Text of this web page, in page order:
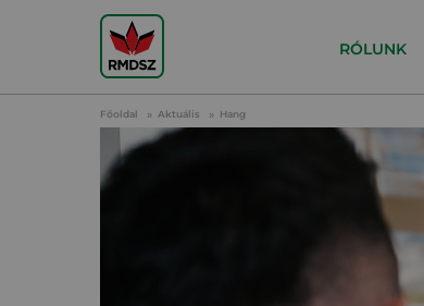
RÓLUNK
Főoldal Aktuális Hang